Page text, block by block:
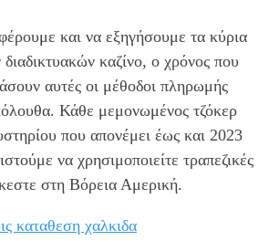
και να εξηγήσουμε τα κύρια
καζίνο, ο χρόνος που
αυτές οι μέθοδοι πληρωμής
Κάθε μεμονωμένος τζόκερ
που απονέμει έως και 2023
να χρησιμοποιείτε τραπεζικές
στη Βόρεια Αμερική.
καταθεση χαλκιδα